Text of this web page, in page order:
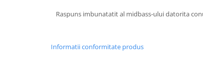
Raspuns imbunatatit al midbass-ului datorita
Informatii conformitate produs